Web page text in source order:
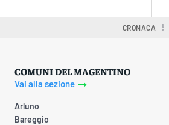
CRONACA
COMUNI DEL MAGENTINO
Vai alla sezione
Arluno
Bareggio